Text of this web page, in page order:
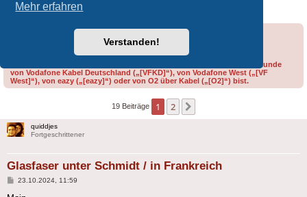
Mehr erfahren
Verstanden!
Glasfaser unter Schmidt / in Frankreich
Bitte gib bei der Erstellung eines Threads im Feld „Präfix“ an, ob du Kunde
von Vodafone Kabel Deutschland („[VFKD]“), von Vodafone West („[VF
West]“), von eazy („[eazy]“) oder von O2 über Kabel („[O2]“) bist.
19 Beiträge 1 2
quiddjes
Fortgeschrittener
Glasfaser unter Schmidt / in Frankreich
Beitrag
23.10.2024, 11:59